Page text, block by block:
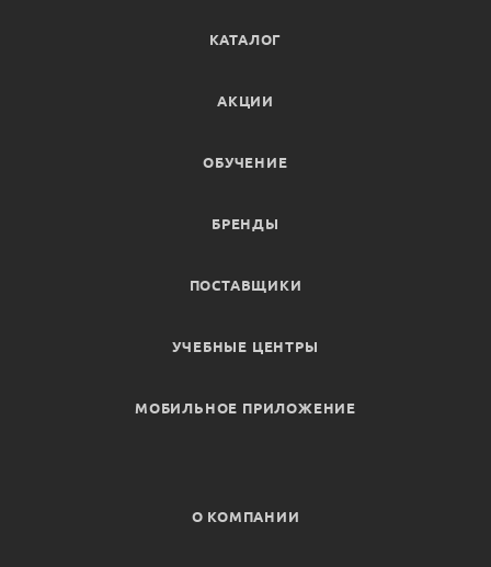
КАТАЛОГ
АКЦИИ
ОБУЧЕНИЕ
БРЕНДЫ
ПОСТАВЩИКИ
УЧЕБНЫЕ ЦЕНТРЫ
МОБИЛЬНОЕ ПРИЛОЖЕНИЕ
О КОМПАНИИ